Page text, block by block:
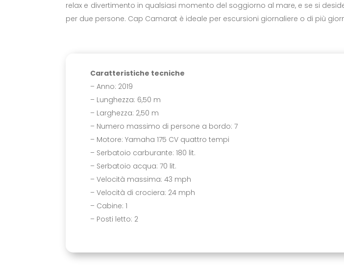
relax e divertimento in qualsiasi momento del soggiorno al mare, e se si
per due persone. Cap Camarat è ideale per escursioni giornaliere o di più
Caratteristiche tecniche
– Anno: 2019
– Lunghezza: 6,50 m
– Larghezza: 2,50 m
– Numero massimo di persone a bordo: 7
– Motore: Yamaha 175 CV quattro tempi
– Serbatoio carburante: 180 lit.
– Serbatoio acqua: 70 lit.
– Velocità massima: 43 mph
– Velocità di crociera: 24 mph
– Cabine: 1
– Posti letto: 2